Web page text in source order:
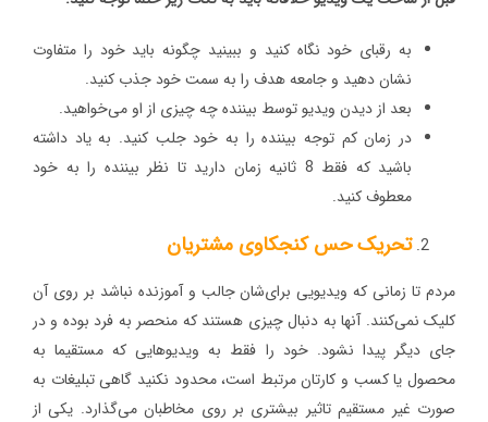
به رقبای خود نگاه کنید و ببینید چگونه باید خود را متفاوت
نشان دهید و جامعه هدف را به سمت خود جذب کنید.
بعد از دیدن ویدیو توسط بیننده چه چیزی از او می‌خواهید.
در زمان کم توجه بیننده را به خود جلب کنید. به یاد داشته
باشید که فقط 8 ثانیه زمان دارید تا نظر بیننده را به خود
معطوف کنید.
تحریک حس کنجکاوی مشتریان
مردم تا زمانی که ویدیویی برای‌شان جالب و آموزنده نباشد بر روی آن
کلیک نمی‌کنند. آنها به دنبال چیزی هستند که منحصر به فرد بوده و در
جای دیگر پیدا نشود. خود را فقط به ویدیوهایی که مستقیما به
محصول یا کسب و کارتان مرتبط است، محدود نکنید گاهی تبلیغات به
صورت غیر مستقیم تاثیر بیشتری بر روی مخاطبان می‌گذارد. یکی از